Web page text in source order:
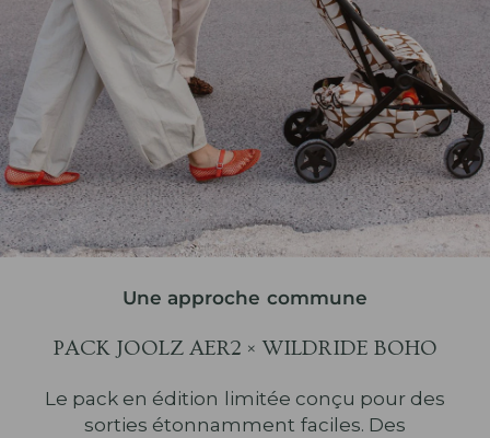
Une approche commune
PACK JOOLZ AER2 × WILDRIDE BOHO
Le pack en édition limitée conçu pour des
sorties étonnamment faciles. Des